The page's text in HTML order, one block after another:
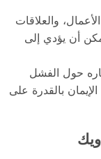
والعلاقات
أن يؤدي إلى
حول الفشل
بالقدرة على